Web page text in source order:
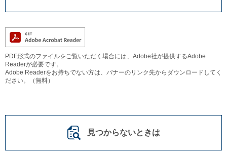
PDF形式のファイルをご覧いただく場合には、Adobe社が提供するAdobe
Readerが必要です。
Adobe Readerをお持ちでない方は、バナーのリンク先からダウンロードしてく
ださい。（無料）
見つからないときは